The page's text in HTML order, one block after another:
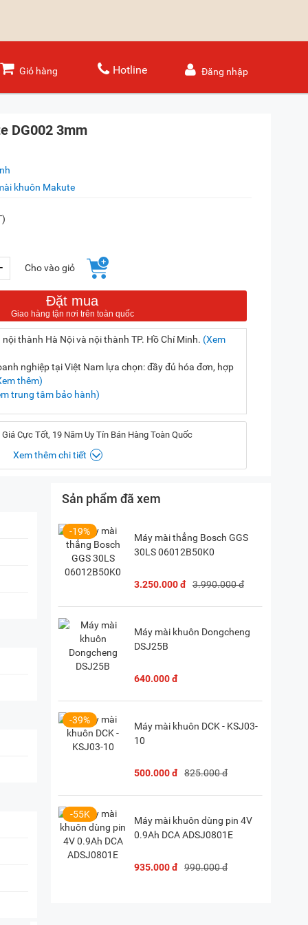
Giỏ hàng Hotline Đăng nhập
DG002 3mm
khuôn Makute
Cho vào giỏ
Đặt mua
thành Hà Nội và nội thành TP. Hồ Chí Minh. (Xem
nghiệp tại Việt Nam lựa chọn: đầy đủ hóa đơn, hợp
thêm)
trung tâm bảo hành)
Cực Tốt, 19 Năm Uy Tín Bán Hàng Toàn Quốc
Xem thêm chi tiết
Chỉ đường)
Chỉ đường)
Vườn Lài, TP. HCM( Chỉ đường)
Sản phẩm đã xem
-19%
Máy mài thẳng Bosch GGS
30LS 06012B50K0
3.250.000 đ 3.990.000 đ
Máy mài khuôn Dongcheng
DSJ25B
640.000 đ
-39%
Máy mài khuôn DCK - KSJ03-
10
500.000 đ 825.000 đ
-55K
Máy mài khuôn dùng pin 4V
0.9Ah DCA ADSJ0801E
935.000 đ 990.000 đ